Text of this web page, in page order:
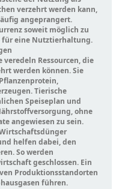
verzehrt werden kann,
angeprangert.
soweit möglich zu
für eine Nutztierhaltung.
Ressourcen, die
werden können. Sie
Tierische
Speiseplan und
ohne
angewiesen zu sein.
helfen dabei, den
So werden
geschlossen. Ein
Produktionsstandorten
führen.